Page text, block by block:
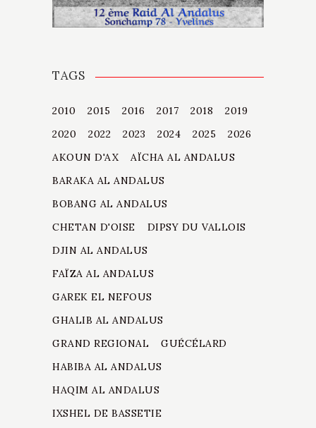
TAGS
2010 2015 2016 2017 2018
2019
2020
2022 2023 2024 2025
2026
AKOUN D'AX
AÏCHA AL ANDALUS
BARAKA AL ANDALUS
BOBANG AL ANDALUS
CHETAN D'OISE
DIPSY DU VALLOIS
DJIN AL ANDALUS
FAÏZA AL ANDALUS
GAREK EL NEFOUS
GHALIB AL ANDALUS
GRAND REGIONAL
GUÉCÉLARD
HABIBA AL ANDALUS
HAQIM AL ANDALUS
IXSHEL DE BASSETIE